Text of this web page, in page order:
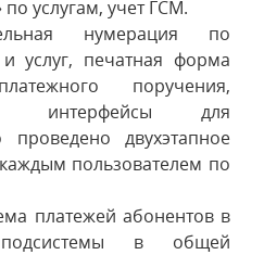
услугам, учет ГСМ.
нумерация по
услуг, печатная форма
поручения,
интерфейсы для
проведено двухэтапное
пользователем по
платежей абонентов в
в общей